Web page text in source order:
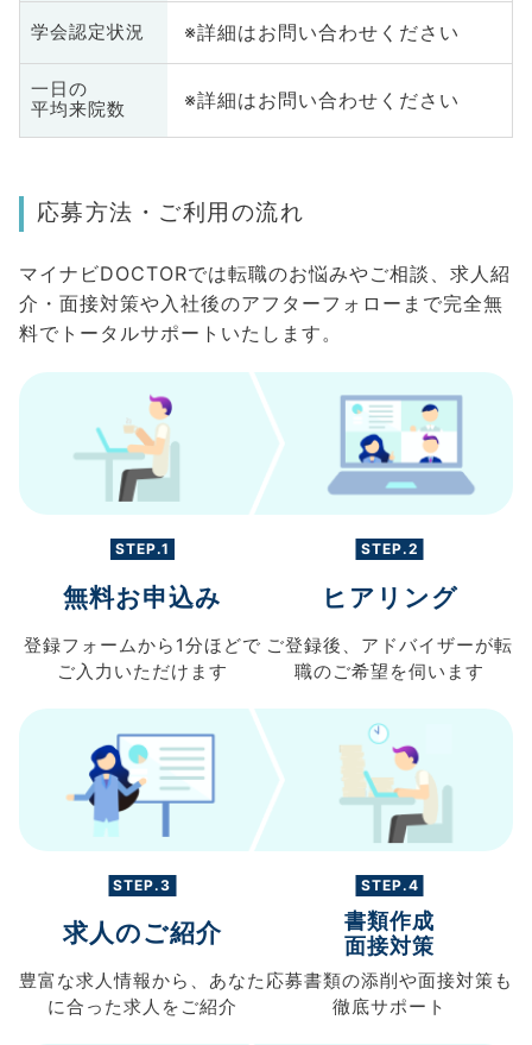
学会認定状況 ※詳細はお問い合わせください
一日の
平均来院数
※詳細はお問い合わせください
応募方法・ご利用の流れ
マイナビDOCTORでは転職のお悩みやご相談、求人紹
介・面接対策や入社後のアフターフォローまで完全無
料でトータルサポートいたします。
STEP.1
無料お申込み
登録フォームから 1分ほどで
ご入力 いただけます
STEP.2
ヒアリング
ご登録後、 アドバイザーが転
職のご希望を伺います
STEP.3
求人のご紹介
豊富な求人情報から、 あなた
に合った求人を ご紹介
STEP.4
書類作成
面接対策
応募書類の添削や面接対策も
徹底サポート